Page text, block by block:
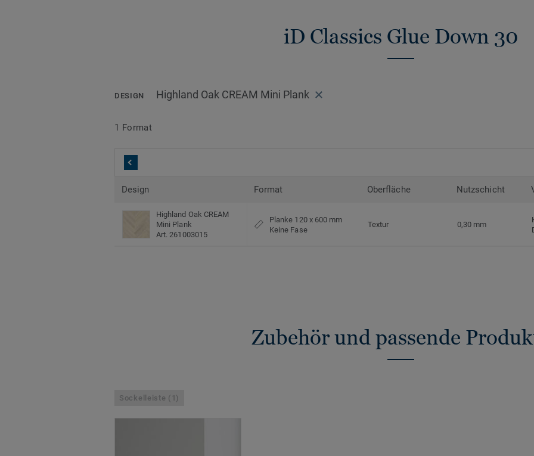
Standards.
>> Erfahren Sie mehr über Tarkett
iD Classics Glue Down 30
DESIGN Highland Oak CREAM Mini Plank
1 Format
Design Format Oberfläche Nutzschicht
Highland Oak CREAM
Mini Plank
Art. 261003015
Planke 120 x 600 mm
Keine Fase
Textur 0,30 mm
Zubehör und passende
Sockelleiste (1)